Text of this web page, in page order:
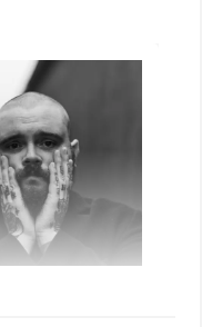
bideoa Hamaika